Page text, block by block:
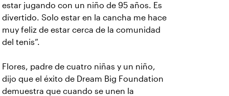
estar jugando con un niño de 95 años. Es
divertido. Solo estar en la cancha me hace
muy feliz de estar cerca de la comunidad
del tenis”.
Flores, padre de cuatro niñas y un niño,
dijo que el éxito de Dream Big Foundation
demuestra que cuando se unen la